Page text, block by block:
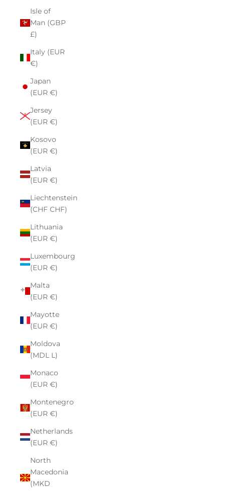
Isle of
Man (GBP
£)
Italy (EUR
€)
Japan
(EUR €)
Jersey
(EUR €)
Kosovo
(EUR €)
Latvia
(EUR €)
Liechtenstein
(CHF CHF)
Lithuania
(EUR €)
Luxembourg
(EUR €)
Malta
(EUR €)
Mayotte
(EUR €)
Moldova
(MDL L)
Monaco
(EUR €)
Montenegro
(EUR €)
Netherlands
(EUR €)
North
Macedonia
(MKD